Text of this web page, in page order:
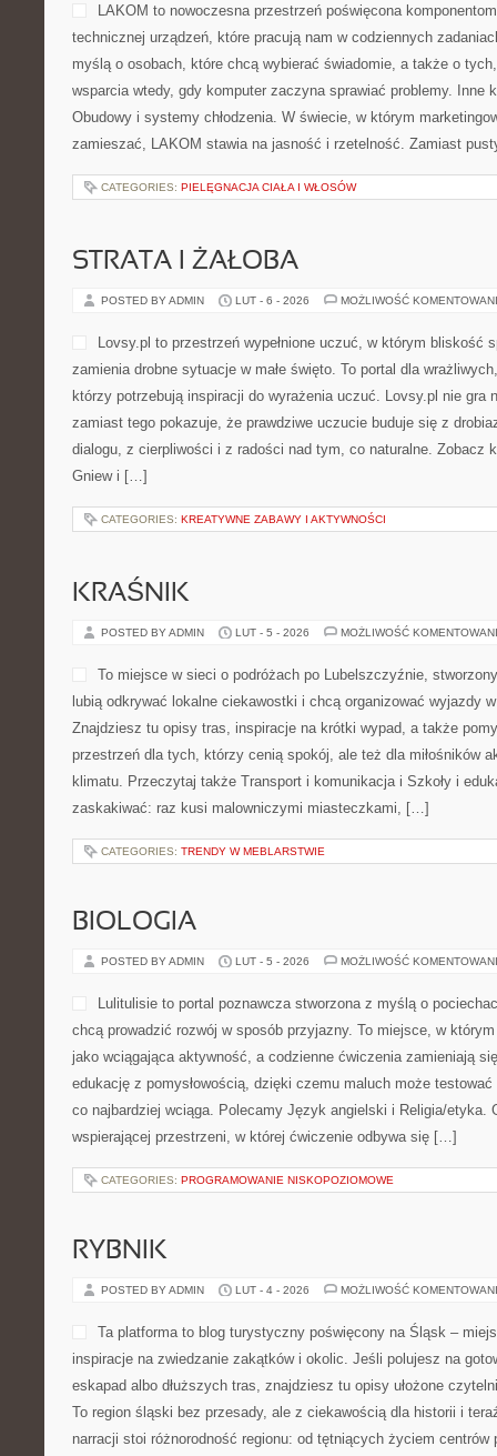
LAKOM to nowoczesna przestrzeń poświęcona
technicznej urządzeń, które pracują nam w codziennych
myślą o osobach, które chcą wybierać świadomie, a także o
wsparcia wtedy, gdy komputer zaczyna sprawiać problemy. Inne
Obudowy i systemy chłodzenia. W świecie, w którym
zamieszać, LAKOM stawia na jasność i rzetelność. Zamiast
CATEGORIES: PIELĘGNACJA CIAŁA I WŁOSÓW
STRATA I ŻAŁOBA
POSTED BY ADMIN LUT - 6 - 2026 MOŻLIWOŚĆ
Lovsy.pl to przestrzeń wypełnione uczuć, w którym bliskość
zamienia drobne sytuacje w małe święto. To portal dla
którzy potrzebują inspiracji do wyrażenia uczuć. Lovsy.pl nie gra
zamiast tego pokazuje, że prawdziwe uczucie buduje się z
dialogu, z cierpliwości i z radości nad tym, co naturalne. Zobacz
Gniew i […]
CATEGORIES: KREATYWNE ZABAWY I AKTYWNOŚCI
KRAŚNIK
POSTED BY ADMIN LUT - 5 - 2026 MOŻLIWOŚĆ
To miejsce w sieci o podróżach po Lubelszczyźnie,
lubią odkrywać lokalne ciekawostki i chcą organizować wyjazdy
Znajdziesz tu opisy tras, inspiracje na krótki wypad, a także
przestrzeń dla tych, którzy cenią spokój, ale też dla miłośników
klimatu. Przeczytaj także Transport i komunikacja i Szkoły i
zaskakiwać: raz kusi malowniczymi miasteczkami, […]
CATEGORIES: TRENDY W MEBLARSTWIE
BIOLOGIA
POSTED BY ADMIN LUT - 5 - 2026 MOŻLIWOŚĆ
Lulitulisie to portal poznawcza stworzona z myślą o
chcą prowadzić rozwój w sposób przyjazny. To miejsce, w
jako wciągająca aktywność, a codzienne ćwiczenia zamieniają
edukację z pomysłowością, dzięki czemu maluch może
co najbardziej wciąga. Polecamy Język angielski i Religia/etyka.
wspierającej przestrzeni, w której ćwiczenie odbywa się […]
CATEGORIES: PROGRAMOWANIE NISKOPOZIOMOWE
RYBNIK
POSTED BY ADMIN LUT - 4 - 2026 MOŻLIWOŚĆ
Ta platforma to blog turystyczny poświęcony na Śląsk –
inspiracje na zwiedzanie zakątków i okolic. Jeśli polujesz na
eskapad albo dłuższych tras, znajdziesz tu opisy ułożone
To region śląski bez przesady, ale z ciekawością dla historii i
narracji stoi różnorodność regionu: od tętniących życiem centrów